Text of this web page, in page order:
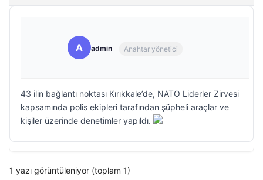
A admin Anahtar yönetici
43 ilin bağlantı noktası Kırıkkale’de, NATO Liderler Zirvesi
kapsamında polis ekipleri tarafından şüpheli araçlar ve
kişiler üzerinde denetimler yapıldı.
1 yazı görüntüleniyor (toplam 1)